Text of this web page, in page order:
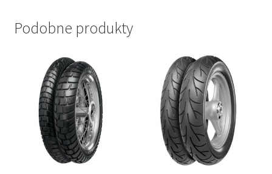
Podobne produkty